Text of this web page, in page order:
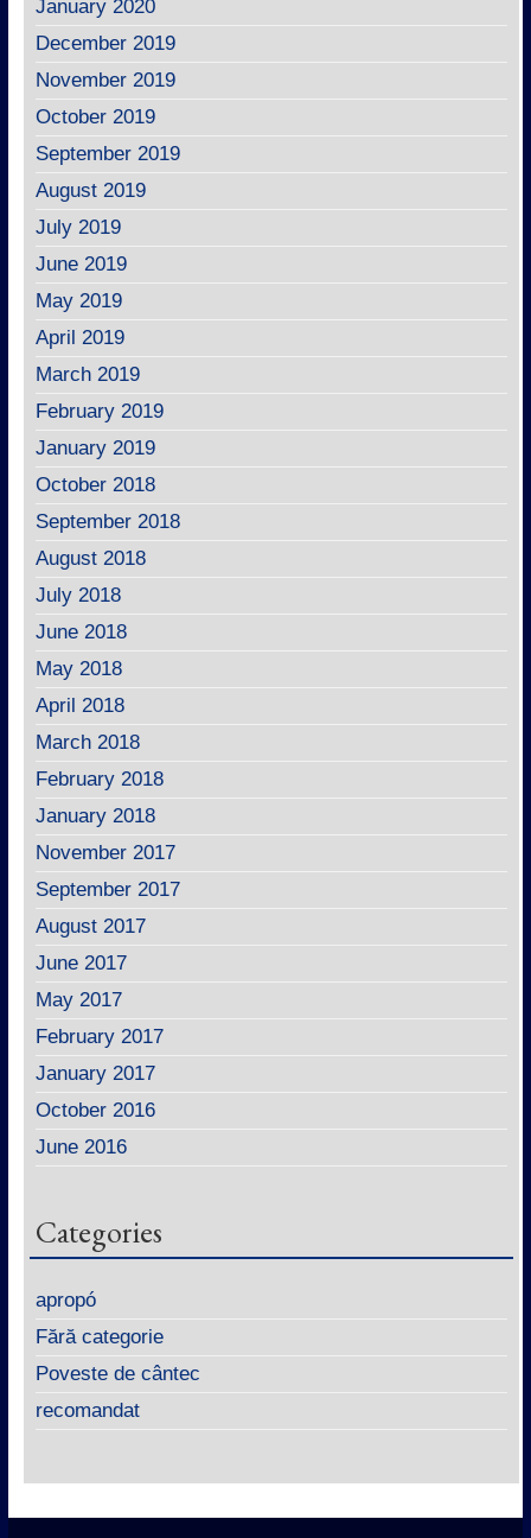
January 2020
December 2019
November 2019
October 2019
September 2019
August 2019
July 2019
June 2019
May 2019
April 2019
March 2019
February 2019
January 2019
October 2018
September 2018
August 2018
July 2018
June 2018
May 2018
April 2018
March 2018
February 2018
January 2018
November 2017
September 2017
August 2017
June 2017
May 2017
February 2017
January 2017
October 2016
June 2016
Categories
apropó
Fără categorie
Poveste de cântec
recomandat